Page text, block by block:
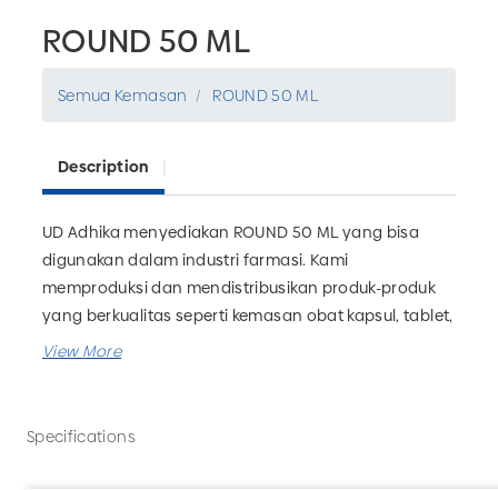
ROUND 50 ML
Semua Kemasan ROUND 50 ML
Description
UD Adhika menyediakan ROUND 50 ML yang bisa
digunakan dalam industri farmasi. Kami
memproduksi dan mendistribusikan produk-produk
yang berkualitas seperti kemasan obat kapsul, tablet,
sirup, madu, dan lain-lain terutama untuk farmasi,
Adhika sekarang juga!
Specifications